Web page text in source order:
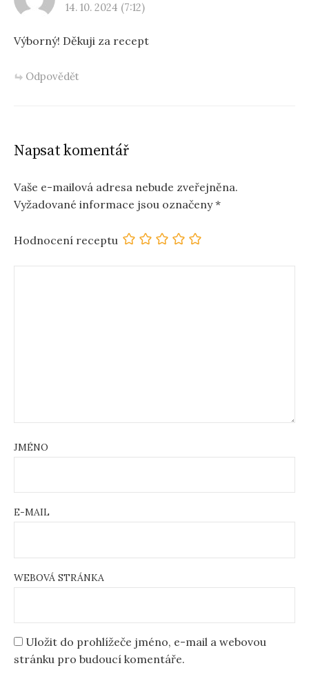
14. 10. 2024 (7:12)
Výborný! Děkuji za recept
Odpovědět
Napsat komentář
Vaše e-mailová adresa nebude zveřejněna.
Vyžadované informace jsou označeny*
Hodnocení receptu
JMÉNO
E-MAIL
WEBOVÁ STRÁNKA
Uložit do prohlížeče jméno, e-mail a webovou
stránku pro budoucí komentáře.